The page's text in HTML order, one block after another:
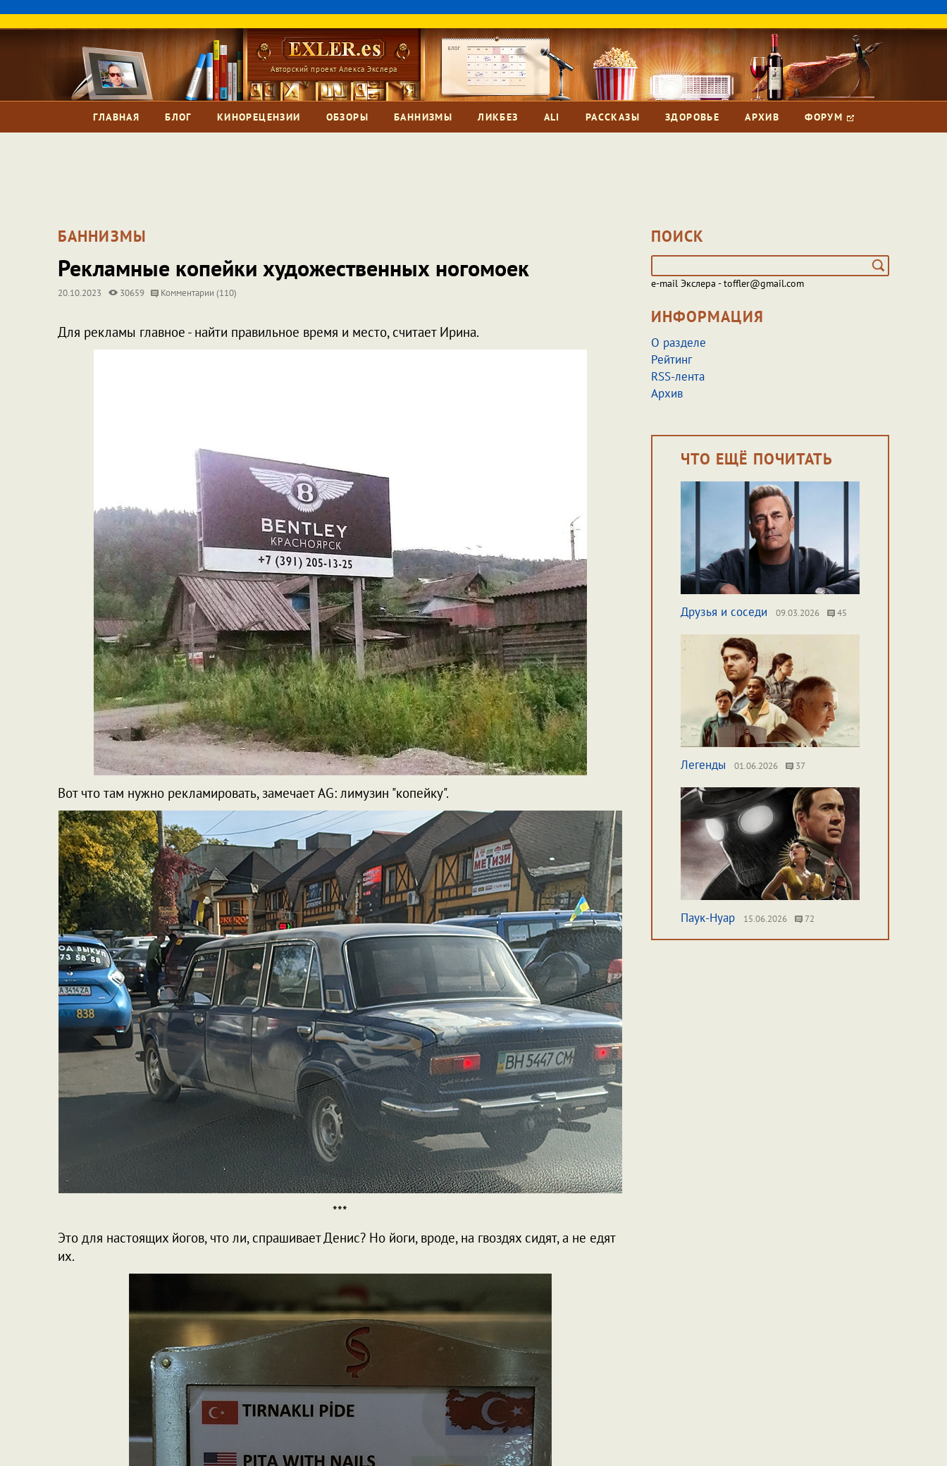
Авторский проект Алекса Экслера
ГЛАВНАЯ БЛОГ КИНОРЕЦЕНЗИИ ОБЗОРЫ БАННИЗМЫ ЛИКБЕЗ ALI РАССКАЗЫ ЗДОРОВЬЕ АРХИВ ФОРУМ
БАННИЗМЫ
Рекламные копейки художественных ногомоек
20.10.2023 30659 Комментарии (110)
Для рекламы главное - найти правильное время и место, считает Ирина.
Вот что там нужно рекламировать, замечает AG: лимузин "копейку".
***
Это для настоящих йогов, что ли, спрашивает Денис? Но йоги, вроде, на гвоздях сидят, а не едят
их.
ПОИСК
e-mail Экслера - toffler@gmail.com
ИНФОРМАЦИЯ
О разделе
Рейтинг
RSS-лента
Архив
ЧТО ЕЩЁ ПОЧИТАТЬ
Друзья и соседи 09.03.2026 45
Легенды 01.06.2026 37
Паук-Нуар 15.06.2026 72